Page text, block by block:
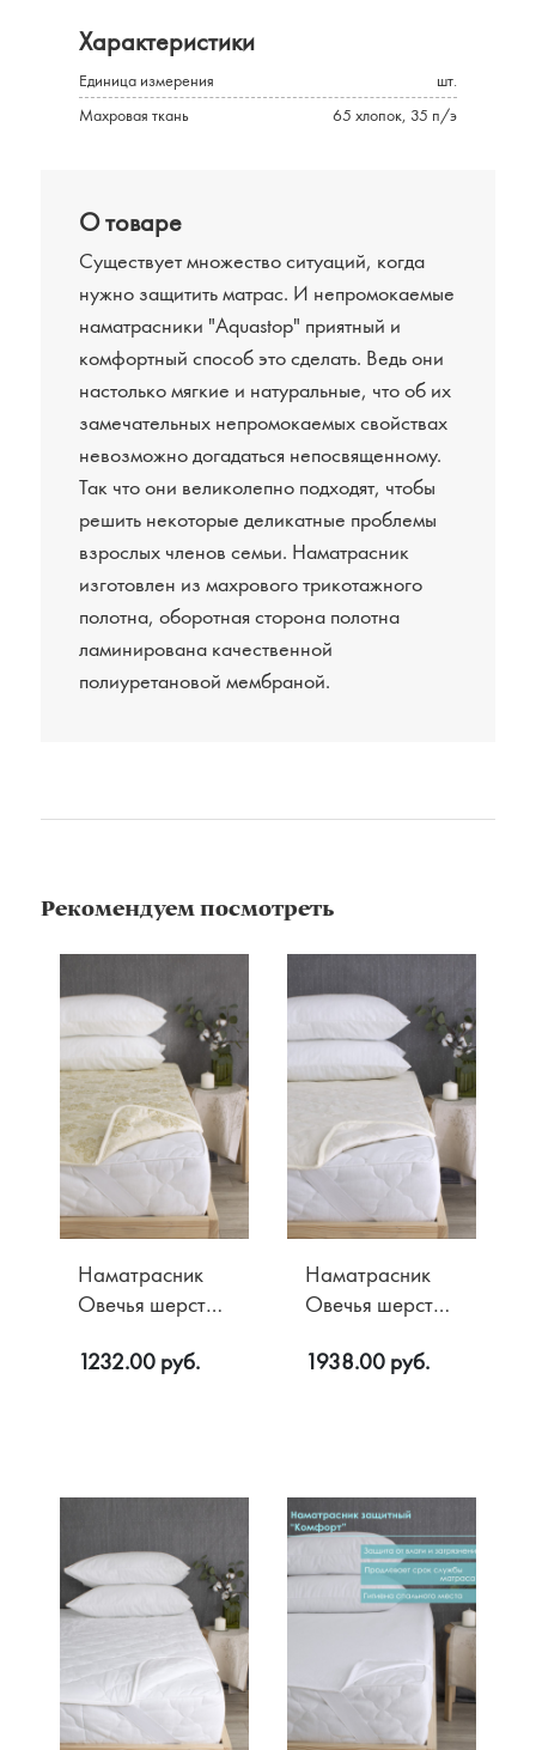
О товаре
Существует множество ситуаций, когда
нужно защитить матрас. И непромокаемые
наматрасники "Aquastop" приятный и
комфортный способ это сделать. Ведь они
настолько мягкие и натуральные, что об их
замечательных непромокаемых свойствах
невозможно догадаться непосвященному.
Так что они великолепно подходят, чтобы
решить некоторые деликатные проблемы
взрослых членов семьи. Наматрасник
изготовлен из махрового трикотажного
полотна, оборотная сторона полотна
ламинирована качественной
полиуретановой мембраной.
Характеристики
Единица измерения
шт.
Махровая ткань
65 хлопок, 35 п/э
Рекомендуем посмотреть
Наматрасник
Овечья шерсть
Микрофибра
1232.00 руб.
Наматрасник
Овечья шерсть
Хлопок
1938.00 руб.